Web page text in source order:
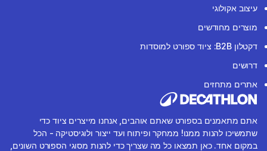
עיצוב אקולוגי
מוצרים מחודשים
דקטלון B2B: ציוד ספורט למוסדות
דרושים
אתרים מתחזים
אתם מתאמנים בספורט שאתם אוהבים, אנחנו מייצרים ציוד כדי
שתמשיכו להנות ממנו! ממחקר ופיתוח ועד ייצור ולוגיסטיקה - הכל
במקום אחד. כאן תמצאו כל מה שצריך כדי להנות מסוגי הספורט השונים,